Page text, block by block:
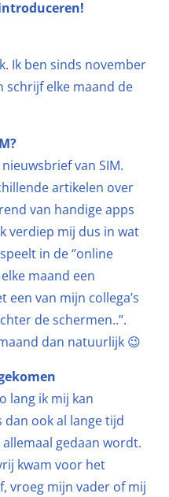
Ik ben sinds november
schrijf elke maand de
van SIM.
artikelen over
van handige apps
verdiep mij dus in wat
in de ‘’online
maand een
van mijn collega’s
de schermen..’’.
dan natuurlijk 😉
lang ik mij kan
dan ook al lange tijd
gedaan wordt.
kwam voor het
vroeg mijn vader of mij